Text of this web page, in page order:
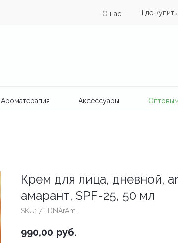
Ароматерапия Аксессуары
Где купить
О нас
Крем для лица, дневной,
амарант, SPF-25, 50 мл
SKU: 7TIDNArAm
990,00 руб.